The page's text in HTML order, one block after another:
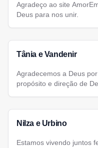
Agradeço ao site
Deus para nos unir.
Tânia e Vandenir
Agradecemos a Deus
propósito e direção de
Nilza e Urbino
Estamos vivendo juntos